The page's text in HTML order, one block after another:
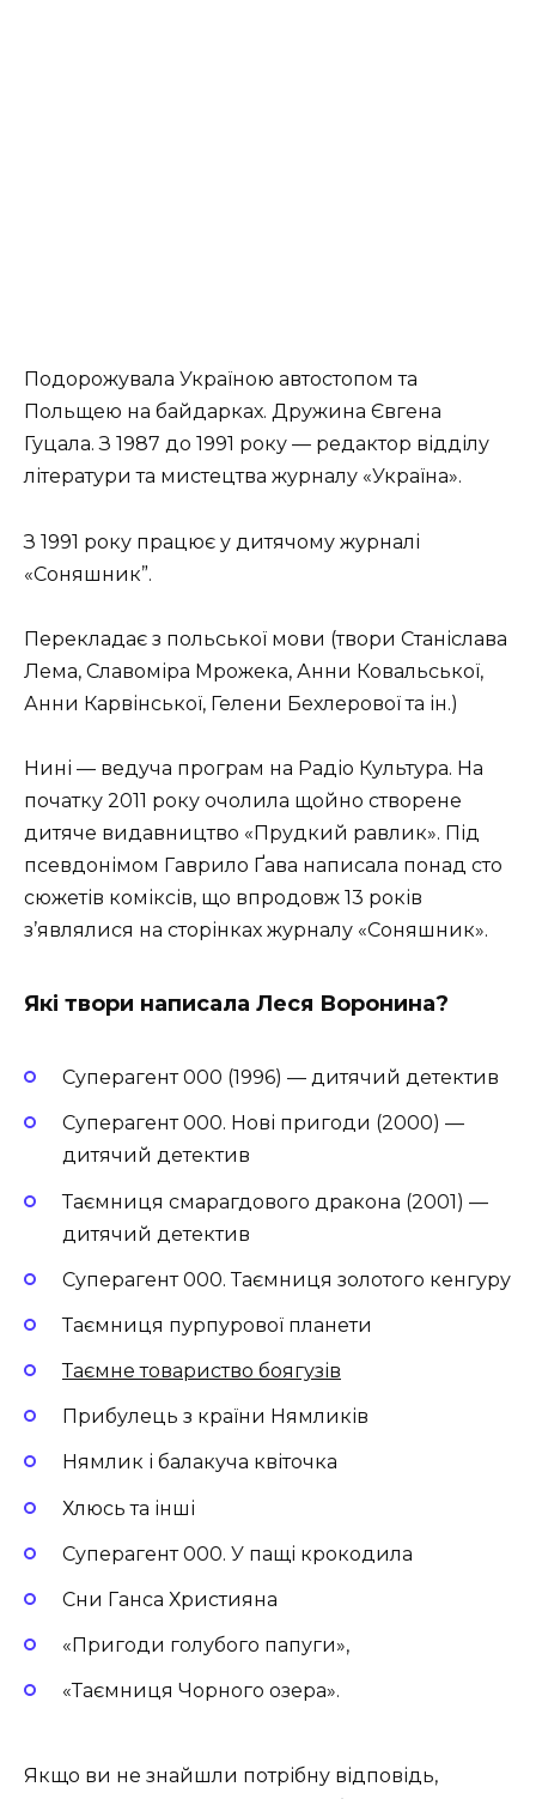
Подорожувала Україною автостопом та
Польщею на байдарках. Дружина Євгена
Гуцала. З 1987 до 1991 року — редактор відділу
літератури та мистецтва журналу «Україна».
З 1991 року працює у дитячому журналі
«Соняшник”.
Перекладає з польської мови (твори Станіслава
Лема, Славоміра Мрожека, Анни Ковальської,
Анни Карвінської, Гелени Бехлерової та ін.)
Нині — ведуча програм на Радіо Культура. На
початку 2011 року очолила щойно створене
дитяче видавництво «Прудкий равлик». Під
псевдонімом Гаврило Ґава написала понад сто
сюжетів коміксів, що впродовж 13 років
з’являлися на сторінках журналу «Соняшник».
Які твори написала Леся Воронина?
Суперагент 000 (1996) — дитячий детектив
Суперагент 000. Нові пригоди (2000) —
дитячий детектив
Таємниця смарагдового дракона (2001) —
дитячий детектив
Суперагент 000. Таємниця золотого кенгуру
Таємниця пурпурової планети
Таємне товариство боягузів
Прибулець з країни Нямликів
Нямлик і балакуча квіточка
Хлюсь та інші
Суперагент 000. У пащі крокодила
Сни Ганса Християна
«Пригоди голубого папуги»,
«Таємниця Чорного озера».
Якщо ви не знайшли потрібну відповідь,